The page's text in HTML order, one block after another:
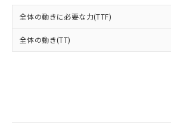
全体の動きに必要な力(TTF)
全体の動き(TT)
引・商談に必要な範囲で
をご了承ください。
※当社の共同利用者とは、
の共同利用に関して"
とができます。
51物質の非含有証明書（当社基